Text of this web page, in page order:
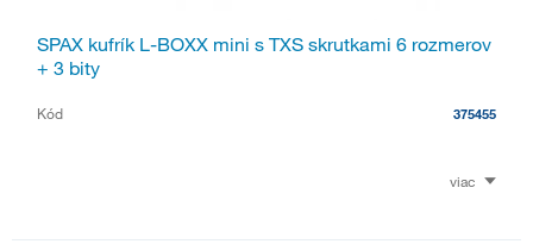
SPAX kufrík L-BOXX mini s TXS skrutkami 6 rozmerov
+ 3 bity
Kód 375455
viac